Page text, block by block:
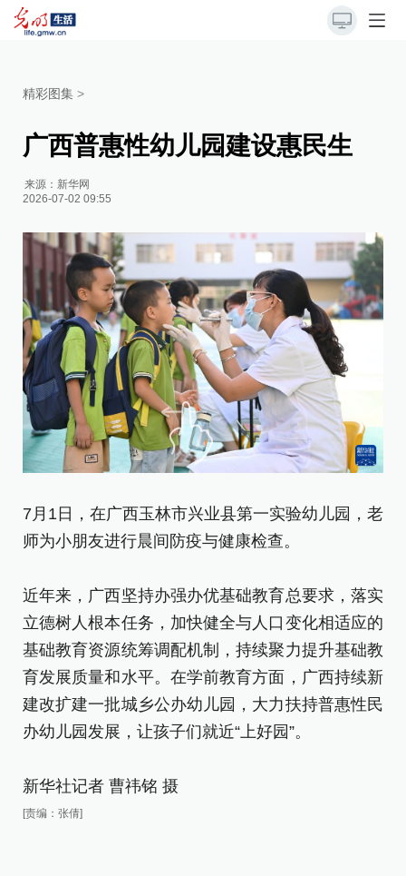
精彩图集 >
广西普惠性幼儿园建设惠民生
来源： 新华网
2026-07-02 09:55
7月1日，在广西玉林市兴业县第一实验幼儿园，老
师为小朋友进行晨间防疫与健康检查。
近年来，广西坚持办强办优基础教育总要求，落实
立德树人根本任务，加快健全与人口变化相适应的
基础教育资源统筹调配机制，持续聚力提升基础教
育发展质量和水平。在学前教育方面，广西持续新
建改扩建一批城乡公办幼儿园，大力扶持普惠性民
办幼儿园发展，让孩子们就近“上好园”。
新华社记者 曹祎铭 摄
[责编：张倩]